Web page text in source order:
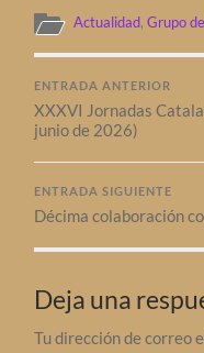
Actualidad,Grupo
ENTRADA ANTERIOR
XXXVI Jornadas
junio de 2026)
ENTRADA SIGUIENTE
Décima colaboración
Deja una
Tu dirección de correo